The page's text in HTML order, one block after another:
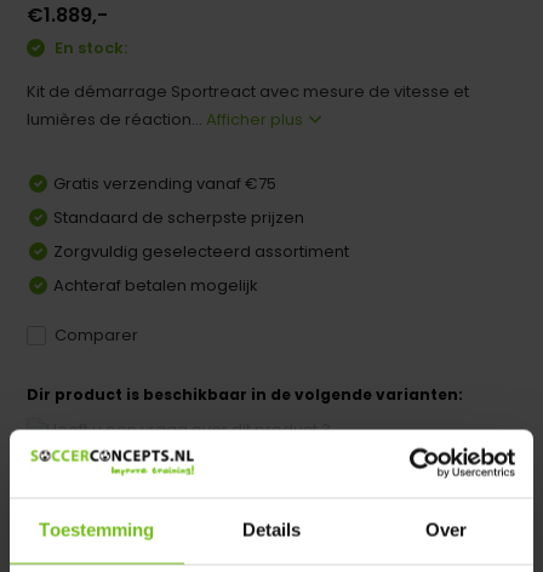
Toestemming Details Over
€1.889,-
En stock:
Kit de démarrage Sportreact avec mesure de vitesse et
lumières de réaction... Afficher plus
Gratis verzending vanaf €75
Standaard de scherpste prijzen
Zorgvuldig geselecteerd assortiment
Achteraf betalen mogelijk
Comparer
Dir product is beschikbaar in de volgende varianten:
Heeft u een vraag over dit product ?
Verstuur email